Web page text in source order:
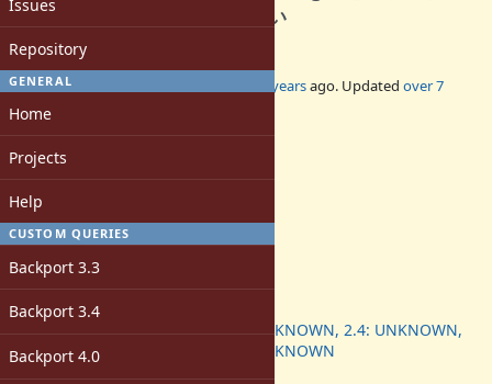
Issues
Repository
GENERAL
Home
Projects
Help
CUSTOM QUERIES
Backport 3.3
Backport 3.4
Backport 4.0
refinements が有効にならない
Added by almost 8 yearsago. Updated over 7
years
Status:
Assignee:
-
Target version:
ruby -v
Backport:
2.3: UNKNOWN, 2.4: UNKNOWN,
2.5: UNKNOWN
[ruby-dev:50638]